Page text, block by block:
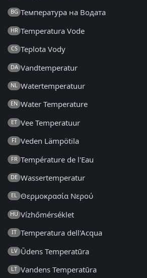
BG Температура на Водата
HR Temperatura Vode
CS Teplota Vody
DA Vandtemperatur
NL Watertemperatuur
EN Water Temperature
ET Vee Temperatuur
FI Veden Lämpötila
FR Température de l'Eau
DE Wassertemperatur
EL Θερμοκρασία Νερού
HU Vízhőmérséklet
IT Temperatura dell'Acqua
LV Ūdens Temperatūra
LT Vandens Temperatūra